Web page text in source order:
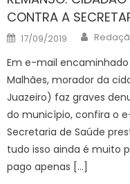
CONTRA A
Posted
on
17/09/2019 Author
Em e-mail encaminhado
Malhães, morador da
Juazeiro) faz graves
do município, confira o
Secretaria de Saúde
tudo isso ainda é muito
pago apenas […]